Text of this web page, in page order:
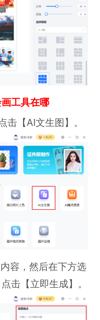
工具在哪
【AI文生图】。
容，然后在下方选
击【立即生成】。